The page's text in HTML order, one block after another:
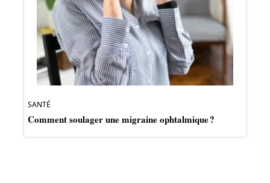
SANTÉ
Comment soulager une migraine ophtalmique ?